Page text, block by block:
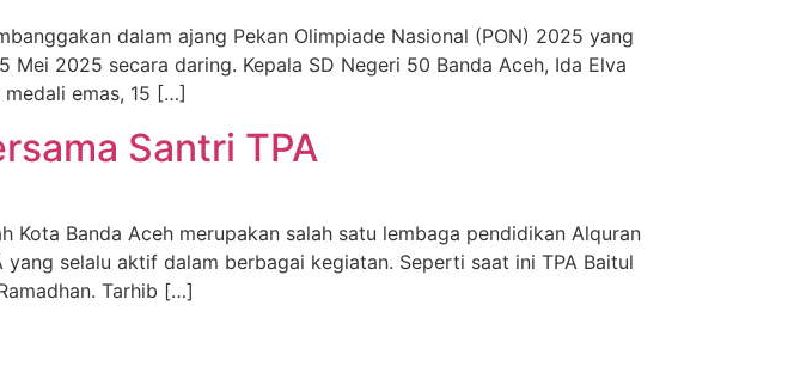
dalam ajang Pekan Olimpiade Nasional (PON) 2025 yang
2025 secara daring. Kepala SD Negeri 50 Banda Aceh, Ida Elva
emas, 15 […]
Santri TPA
Kota Banda Aceh merupakan salah satu lembaga pendidikan Alquran
selalu aktif dalam berbagai kegiatan. Seperti saat ini TPA Baitul
Tarhib […]